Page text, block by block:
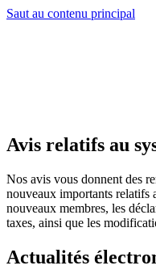
Saut au contenu principal
Avis relatifs au
Nos avis vous donnent des
nouveaux importants relatifs
nouveaux membres, les
taxes, ainsi que les
Actualités